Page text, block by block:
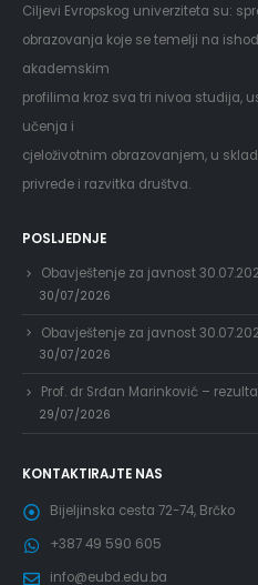
Ciljevi Evropskog univerziteta su:
obrazovanja koje se temelji na
akademskim
profilima kroz sva tri nivoa studija,
učenja i
cjeloživotnim obrazovanjem, u
privrede i razvitka društva.
POSLJEDNJE
Obavještenje za javnost
30/07/2026
Obavještenje za javnost
30/07/2026
Prof. dr Srđan Marinković –
29/07/2026
KONTAKTIRAJTE NAS
Bijeljinska cesta 72-74, Brčko
+387 49 590 605
info@eubd.edu.ba